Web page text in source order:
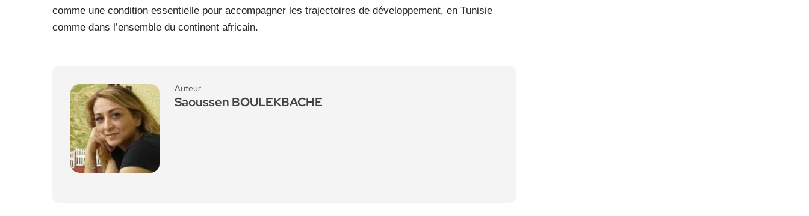
comme une condition essentielle pour accompagner les trajectoires de développement, en Tunisie
comme dans l’ensemble du continent africain.
Auteur
Saoussen BOULEKBACHE